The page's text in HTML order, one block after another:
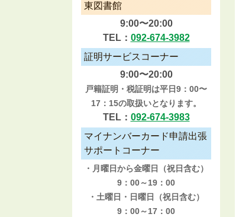
東図書館
9:00〜20:00
TEL： 092-674-3982
証明サービスコーナー
9:00〜20:00
戸籍証明・税証明は平日9：00〜
17：15の取扱いとなります。
TEL： 092-674-3983
マイナンバーカード申請出張
サポートコーナー
・月曜日から金曜日（祝日含む）
9：00～19：00
・土曜日・日曜日（祝日含む）
9：00～17：00